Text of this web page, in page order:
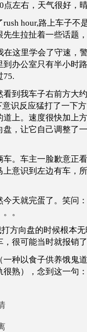
左右，天气很好，
hour,路上车子不
生拉扯着一些话题
这里学会了守速，
办公室只有半小时
75.
到我车子右前方大
识反应猛打了一下
上。速度很快加上
，让它自己调整了
。车主一脸歉意正
意识到左边有车，
天就完蛋了。笑问
。
方向盘的时候根本
很可能当时就报销
种以食子供养饿鬼
熟），念到这一句：